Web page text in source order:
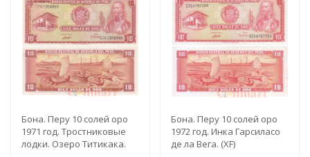
Бона. Перу 10 солей оро
1971 год. Тростниковые
лодки. Озеро Титикака.
Бона. Перу 10 солей оро
1972 год. Инка Гарсиласо
де ла Вега. (XF)